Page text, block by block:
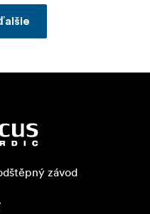
závod